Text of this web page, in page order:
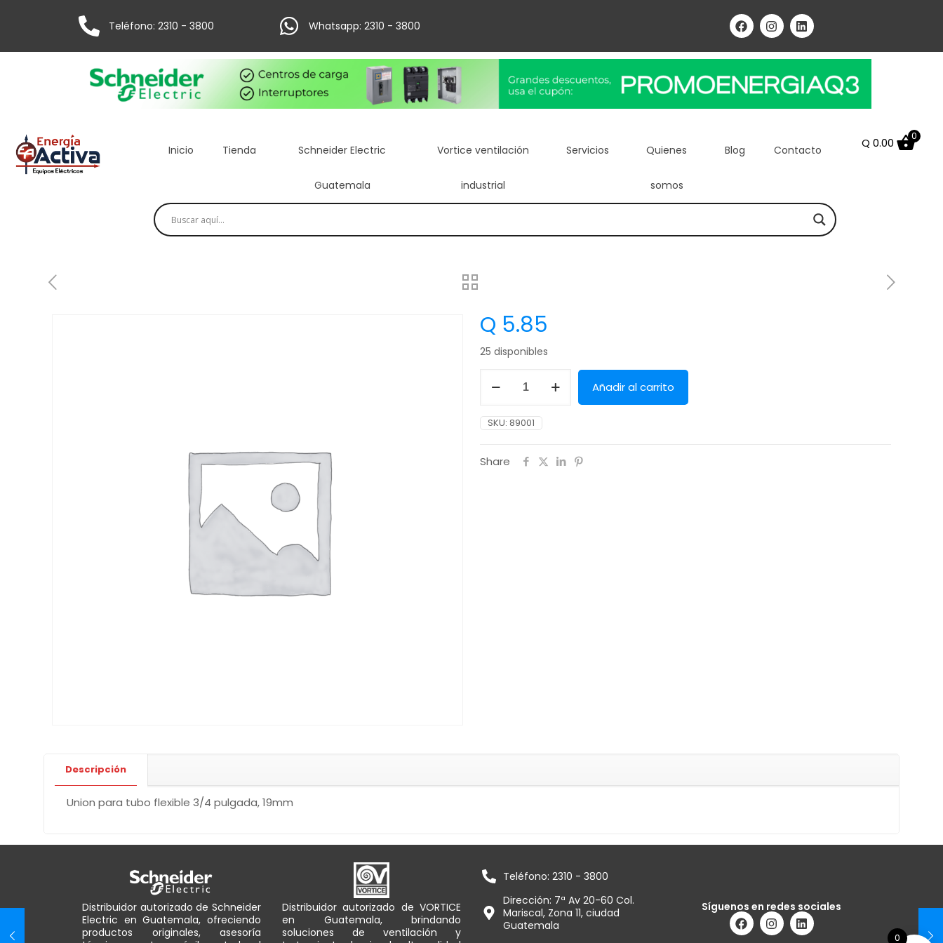
Teléfono: 2310 - 3800 Whatsapp: 2310 - 3800
Inicio Tienda Schneider Electric
Guatemala
Vortice ventilación
industrial
Servicios Quienes
somos
Blog Contacto Q 0.00 0
Q 5.85
25 disponibles
Añadir al carrito
SKU: 89001
Share
Descripción
Union para tubo flexible 3/4 pulgada, 19mm
Distribuidor autorizado de Schneider
Electric en Guatemala, ofreciendo
productos originales, asesoría
Distribuidor autorizado de VORTICE
en Guatemala, brindando
soluciones de ventilación y
Teléfono: 2310 - 3800
Dirección: 7ª Av 20-60 Col.
Mariscal, Zona 11, ciudad
Guatemala
Síguenos en redes sociales
0